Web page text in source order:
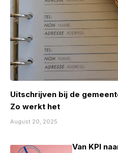
Uitschrijven bij de
Zo werkt het
August 20, 2025
Van KPI